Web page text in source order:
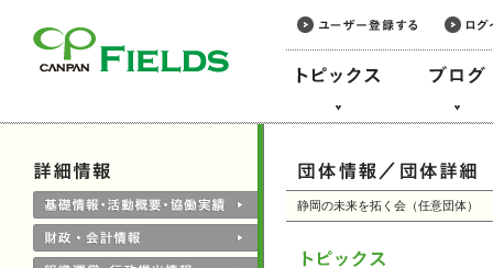
静岡の未来を拓く会（任意団体）